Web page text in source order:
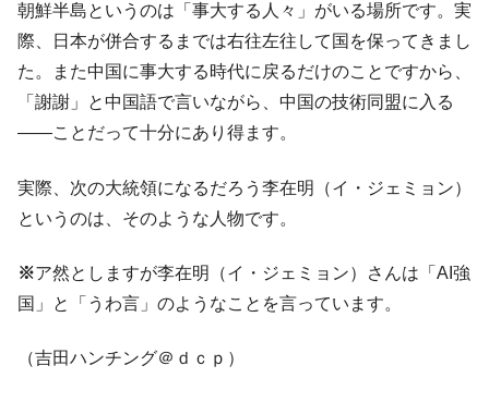
朝鮮半島というのは「事大する人々」がいる場所です。実
際、日本が併合するまでは右往左往して国を保ってきまし
た。また中国に事大する時代に戻るだけのことですから、
「謝謝」と中国語で言いながら、中国の技術同盟に入る
――ことだって十分にあり得ます。
実際、次の大統領になるだろう李在明（イ・ジェミョン）
というのは、そのような人物です。
※ア然としますが李在明（イ・ジェミョン）さんは「AI強
国」と「うわ言」のようなことを言っています。
（吉田ハンチング＠ｄｃｐ）